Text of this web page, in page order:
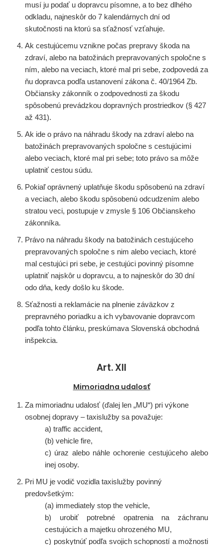
musí ju podať u dopravcu písomne, a to bez dlhého
odkladu, najneskôr do 7 kalendárnych dní od
skutočnosti na ktorú sa sťažnosť vzťahuje.
Ak cestujúcemu vznikne počas prepravy škoda na
zdraví, alebo na batožinách prepravovaných spoločne s
ním, alebo na veciach, ktoré mal pri sebe, zodpovedá za
ňu dopravca podľa ustanovení zákona č. 40/1964 Zb.
Občiansky zákonník o zodpovednosti za škodu
spôsobenú prevádzkou dopravných prostriedkov (§ 427
až 431).
Ak ide o právo na náhradu škody na zdraví alebo na
batožinách prepravovaných spoločne s cestujúcimi
alebo veciach, ktoré mal pri sebe; toto právo sa môže
uplatniť cestou súdu.
Pokiaľ oprávnený uplatňuje škodu spôsobenú na zdraví
a veciach, alebo škodu spôsobenú odcudzením alebo
stratou veci, postupuje v zmysle § 106 Občianskeho
zákonníka.
Právo na náhradu škody na batožinách cestujúceho
prepravovaných spoločne s nim alebo veciach, ktoré
mal cestujúci pri sebe, je cestujúci povinný písomne
uplatniť najskôr u dopravcu, a to najneskôr do 30 dní
odo dňa, kedy došlo ku škode.
Sťažnosti a reklamácie na plnenie záväzkov z
prepravného poriadku a ich vybavovanie dopravcom
podľa tohto článku, preskúmava Slovenská obchodná
inšpekcia.
Art. XII
Mimoriadna udalosť
Za mimoriadnu udalosť (ďalej len „MU“) pri výkone
osobnej dopravy – taxislužby sa považuje:
a) traffic accident,
(b) vehicle fire,
c) úraz alebo náhle ochorenie cestujúceho alebo
inej osoby.
Pri MU je vodič vozidla taxislužby povinný
predovšetkým:
(a) immediately stop the vehicle,
b) urobiť potrebné opatrenia na záchranu
cestujúcich a majetku ohrozeného MU,
c) poskytnúť podľa svojich schopností a možnosti